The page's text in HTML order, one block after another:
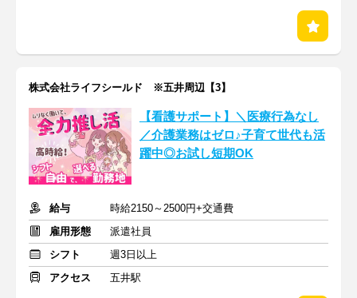
株式会社ライフシールド ※五井周辺【3】
【看護サポート】＼医療行為なし
／介護業務はゼロ♪子育て世代も活
躍中◎お試し短期OK
給与
時給2150～2500円+交通費
雇用形態
派遣社員
シフト
週3日以上
アクセス
五井駅